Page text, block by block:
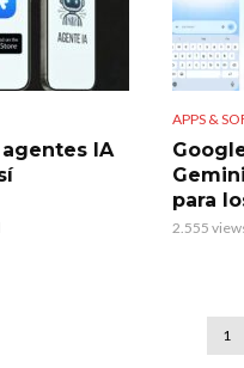
IA
APPS &
para
2.555
1